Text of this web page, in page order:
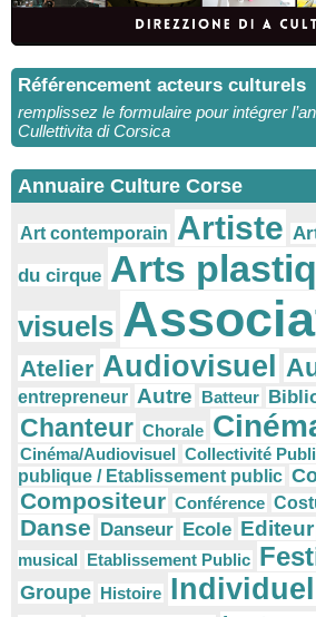
Référencement acteurs culturels
remplissez le formulaire pour intégrer
Cullettivita di Corsica
Annuaire Culture Corse
Art contemporain Artiste
du cirque Arts
visuels
Atelier Audiovisuel
entrepreneur Autre Batteur
Chanteur Chorale
Cinéma/Audiovisuel Collectivité
publique / Etablissement public
Compositeur Conférence
Danse Danseur Ecole Editeur
musical Etablissement Public
Groupe Histoire Individuel